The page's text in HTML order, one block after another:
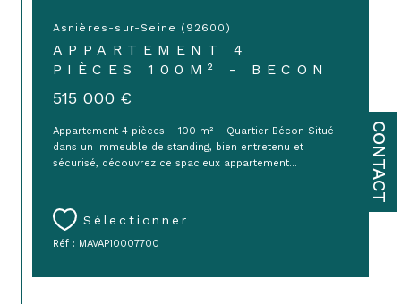
CONTACT
Asnières-sur-Seine (92600)
APPARTEMENT 4
PIÈCES 100M² - BECON
515 000 €
Appartement 4 pièces – 100 m² – Quartier Bécon Situé
dans un immeuble de standing, bien entretenu et
sécurisé, découvrez ce spacieux appartement...
Sélectionner
Réf : MAVAP10007700